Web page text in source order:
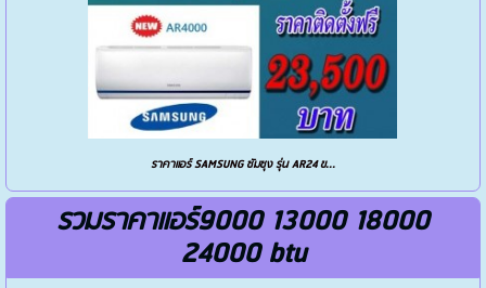
ราคาแอร์ SAMSUNG ซัมซุง รุ่น AR24 ข...
รวมราคาแอร์9000 13000 18000
24000 btu